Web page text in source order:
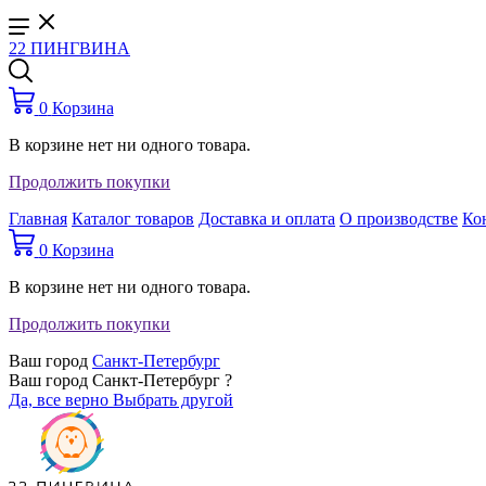
22 ПИНГВИНА
0 Корзина
В корзине нет ни одного товара.
Продолжить покупки
Главная Каталог товаров Доставка и оплата О производстве
0 Корзина
В корзине нет ни одного товара.
Продолжить покупки
Ваш город Санкт-Петербург
Ваш город Санкт-Петербург ?
Да, все верно Выбрать другой